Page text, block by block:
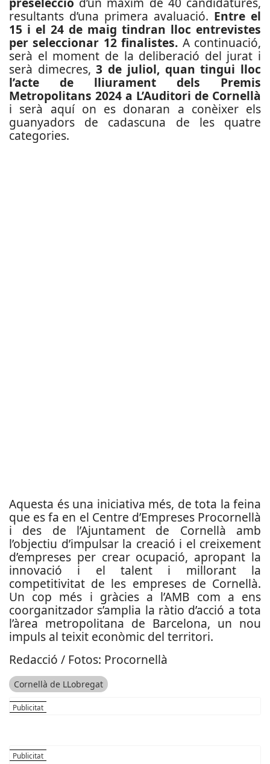
resultants d’una primera avaluació. Entre el
15 i el 24 de maig tindran lloc entrevistes
per seleccionar 12 finalistes. A continuació,
serà el moment de la deliberació del jurat i
serà dimecres,3 de juliol, quan tingui lloc
l’acte de lliurament dels Premis
Metropolitans 2024 a L’Auditori de Cornellà
i serà aquí on es donaran a conèixer els
guanyadors de cadascuna de les quatre
categories.
Aquesta és una iniciativa més, de tota la feina
que es fa en el Centre d’Empreses Procornellà
i des de l’Ajuntament de Cornellà amb
l’objectiu d’impulsar la creació i el creixement
d’empreses per crear ocupació, apropant la
innovació i el talent i millorant la
competitivitat de les empreses de Cornellà.
Un cop més i gràcies a l’AMB com a ens
coorganitzador s’amplia la ràtio d’acció a tota
l’àrea metropolitana de Barcelona, un nou
impuls al teixit econòmic del territori.
Redacció / Fotos: Procornellà
Cornellà de LLobregat